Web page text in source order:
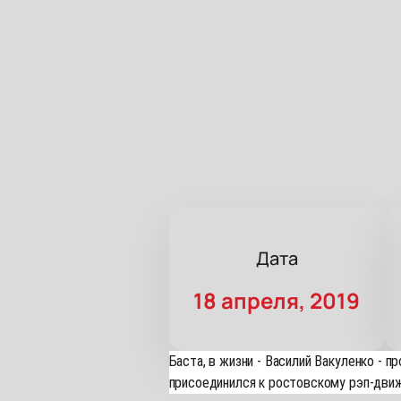
Дата
18 апреля, 2019
Баста, в жизни - Василий Вакуленко -
присоединился к ростовскому рэп-